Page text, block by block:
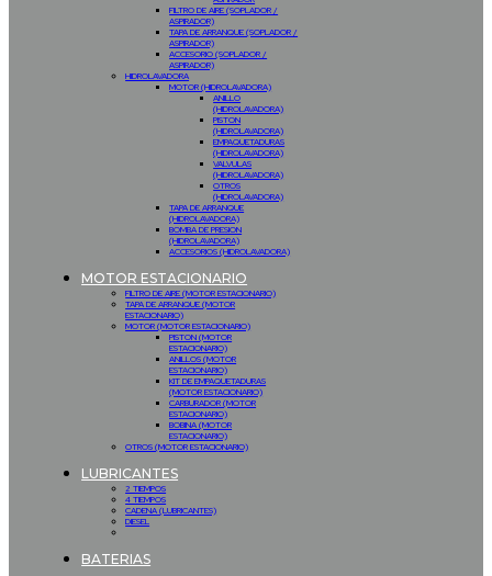
FILTRO DE AIRE (SOPLADOR /
ASPIRADOR)
TAPA DE ARRANQUE (SOPLADOR /
ASPIRADOR)
ACCESORIO (SOPLADOR /
ASPIRADOR)
HIDROLAVADORA
MOTOR (HIDROLAVADORA)
ANILLO
(HIDROLAVADORA)
PISTON
(HIDROLAVADORA)
EMPAQUETADURAS
(HIDROLAVADORA)
VALVULAS
(HIDROLAVADORA)
OTROS
(HIDROLAVADORA)
TAPA DE ARRANQUE
(HIDROLAVADORA)
BOMBA DE PRESION
(HIDROLAVADORA)
ACCESORIOS (HIDROLAVADORA)
MOTOR ESTACIONARIO
FILTRO DE AIRE (MOTOR ESTACIONARIO)
TAPA DE ARRANQUE (MOTOR
ESTACIONARIO)
MOTOR (MOTOR ESTACIONARIO)
PISTON (MOTOR
ESTACIONARIO)
ANILLOS (MOTOR
ESTACIONARIO)
KIT DE EMPAQUETADURAS
(MOTOR ESTACIONARIO)
CARBURADOR (MOTOR
ESTACIONARIO)
BOBINA (MOTOR
ESTACIONARIO)
OTROS (MOTOR ESTACIONARIO)
LUBRICANTES
2 TIEMPOS
4 TIEMPOS
CADENA (LUBRICANTES)
DIESEL
BATERIAS